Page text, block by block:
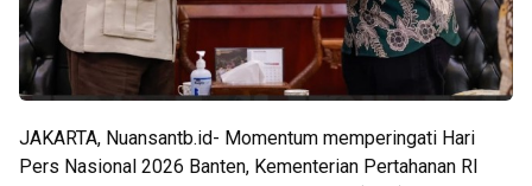
JAKARTA, Nuansantb.id- Momentum memperingati Hari
Pers Nasional 2026 Banten, Kementerian Pertahanan RI